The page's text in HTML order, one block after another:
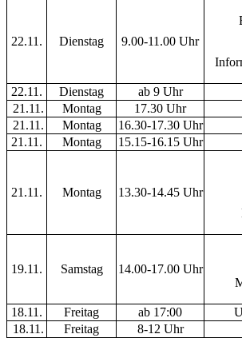
22.11. Dienstag 9.00-11.00 Uhr
22.11. Dienstag ab 9 Uhr
21.11.
Montag 17.30 Uhr
21.11.
Montag 16.30-17.30 Uhr
21.11.
Montag 15.15-16.15 Uhr
21.11. Montag 13.30-14.45 Uhr
19.11. Samstag 14.00-17.00 Uhr
18.11. Freitag ab 17:00
18.11.
Freitag 8-12 Uhr